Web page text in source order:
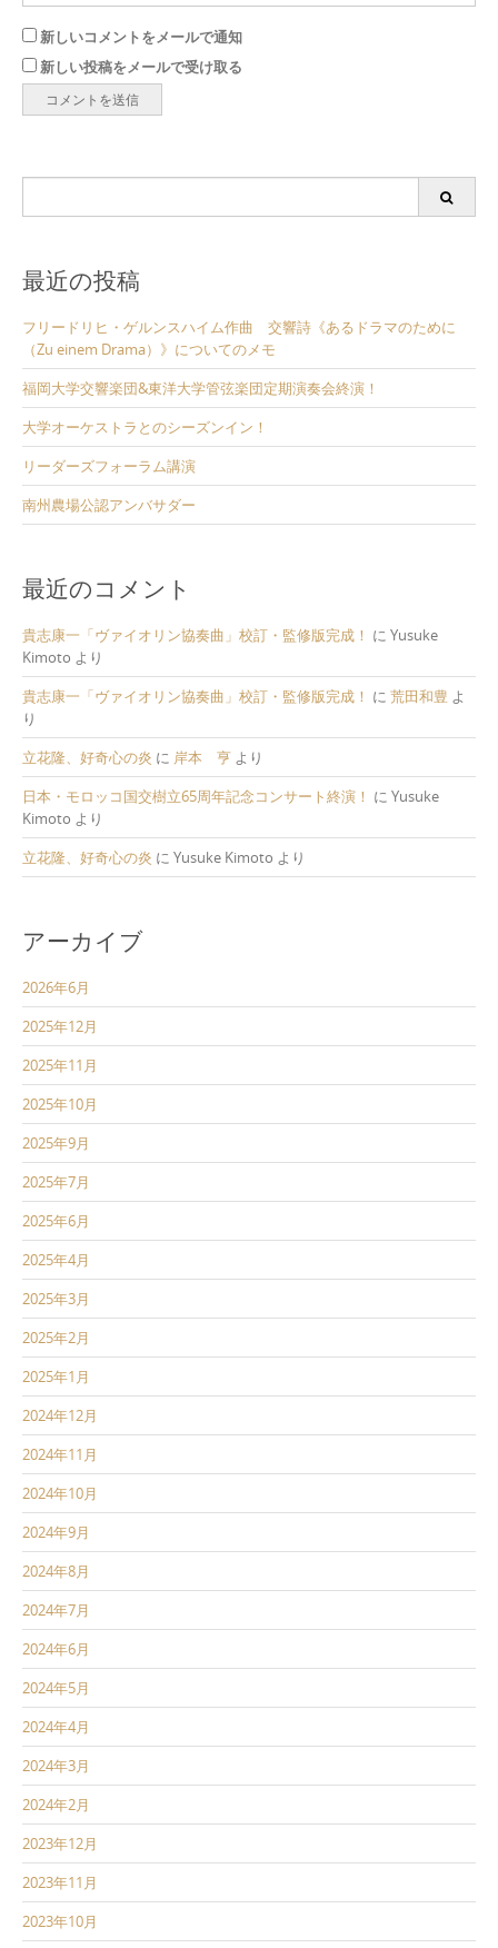
新しいコメントをメールで通知
新しい投稿をメールで受け取る
最近の投稿
フリードリヒ・ゲルンスハイム作曲 交響詩《あるドラマのために
（Zu einem Drama）》についてのメモ
福岡大学交響楽団&東洋大学管弦楽団定期演奏会終演！
大学オーケストラとのシーズンイン！
リーダーズフォーラム講演
南州農場公認アンバサダー
最近のコメント
貴志康一「ヴァイオリン協奏曲」校訂・監修版完成！ に Yusuke
Kimoto より
貴志康一「ヴァイオリン協奏曲」校訂・監修版完成！ に 荒田和豊 よ
り
立花隆、好奇心の炎 に 岸本 亨 より
日本・モロッコ国交樹立65周年記念コンサート終演！ に Yusuke
Kimoto より
立花隆、好奇心の炎 に Yusuke Kimoto より
アーカイブ
2026年6月
2025年12月
2025年11月
2025年10月
2025年9月
2025年7月
2025年6月
2025年4月
2025年3月
2025年2月
2025年1月
2024年12月
2024年11月
2024年10月
2024年9月
2024年8月
2024年7月
2024年6月
2024年5月
2024年4月
2024年3月
2024年2月
2023年12月
2023年11月
2023年10月